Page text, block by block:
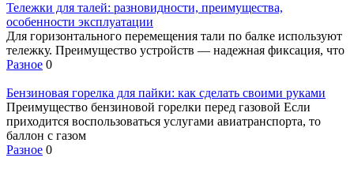
Тележки для талей: разновидности, преимущества,
особенности эксплуатации
Для горизонтального перемещения тали по балке используют
тележку. Преимущество устройств — надежная фиксация, что
Разное 0
Бензиновая горелка для пайки: как сделать своими руками
Преимущество бензиновой горелки перед газовой Если
приходится воспользоваться услугами авиатранспорта, то
баллон с газом
Разное 0